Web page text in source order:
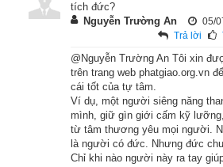
bốn đoàn quân là: quân cưỡi voi,
xe và quân đánh bộ. Vua Ba-tư-nặc
đến ba lần. Vua chạy trở về nước
nội lo rầu phiền muộn, bỏ ăn mất ngủ,
Bấy giờ, tại thành Xá-vệ có một
vàng bạc châu báu nhiều không kể
tư-nặc thất trận trở về phiền muộn
tích đức?
Nguyễn Trường An
Trả lời
05/
@Nguyễn Trường An Tôi xin
trên trang web phatgiao.org.vn
cái tốt của tự tâm.
Ví dụ, một người siêng năng
mình, giữ gìn giới cấm kỹ
từ tâm thương yêu mọi người.
là người có đức. Nhưng đức
Chỉ khi nào người này ra tay